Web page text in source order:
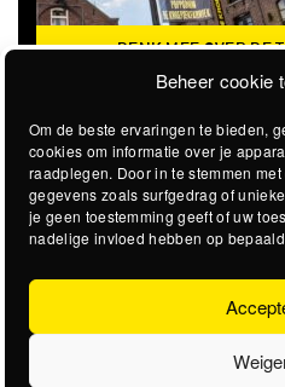
Beheer cookie
Om de beste ervaringen te bieden,
cookies om informatie over je
raadplegen. Door in te stemmen
gegevens zoals surfgedrag of
je geen toestemming geeft of uw
nadelige invloed hebben op
DENK MEE OVER DE